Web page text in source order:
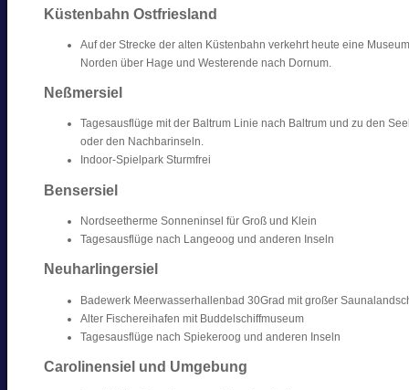
Küstenbahn Ostfriesland
Auf der Strecke der alten Küstenbahn verkehrt heute eine
Norden über Hage und Westerende nach Dornum.
Neßmersiel
Tagesausflüge mit der Baltrum Linie nach Baltrum und zu den
oder den Nachbarinseln.
Indoor-Spielpark Sturmfrei
Bensersiel
Nordseetherme Sonneninsel für Groß und Klein
Tagesausflüge nach Langeoog und anderen Inseln
Neuharlingersiel
Badewerk Meerwasserhallenbad 30Grad mit großer
Alter Fischereihafen mit Buddelschiffmuseum
Tagesausflüge nach Spiekeroog und anderen Inseln
Carolinensiel und Umgebung